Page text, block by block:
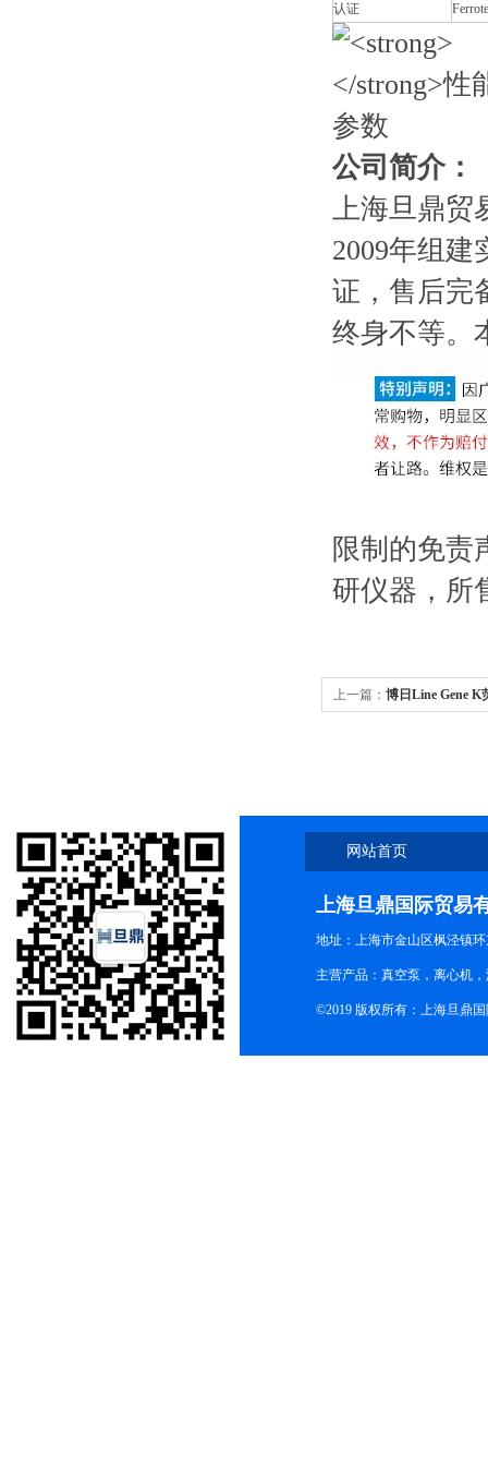
认证
公司简介：
上海旦鼎贸
2009年组
证，售后完
终身不等。
限制的免责
研仪器，所
上一篇： 博日Line Gene K
网站首页
上海旦鼎国际贸易
地址：上海市金山区枫泾镇
主营产品：真空泵，离心机
©2019 版权所有：上海旦鼎